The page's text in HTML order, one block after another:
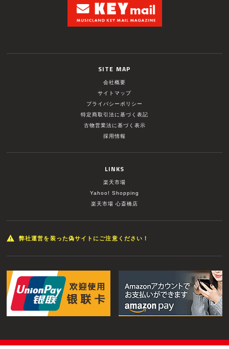
SITE MAP
会社概要
サイトマップ
プライバシーポリシー
特定商取引法に基づく表記
古物営業法に基づく表示
採用情報
LINKS
楽天市場
Yahoo! Shopping
楽天市場 心斎橋店
弊社運営を装った偽サイトにご注意ください！